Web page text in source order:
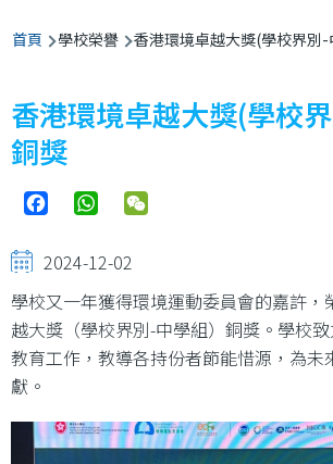
導
航
連
結
首頁 學校榮譽 香港環境卓越大獎(學校界別-
香港環境卓越大獎(學校
銅獎
FacebookWhatsApp
2024-12-02
學校又一年獲得環境運動委員會的嘉許，
越大獎（學校界別-中學組）銅獎。學校
教育工作，教導各持份者節能惜源，為未
獻。